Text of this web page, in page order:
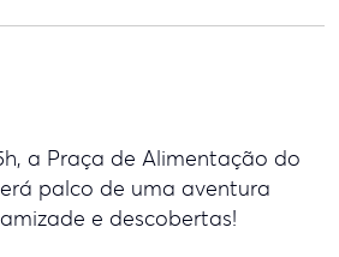
a Praça de Alimentação do
palco de uma aventura
e descobertas!